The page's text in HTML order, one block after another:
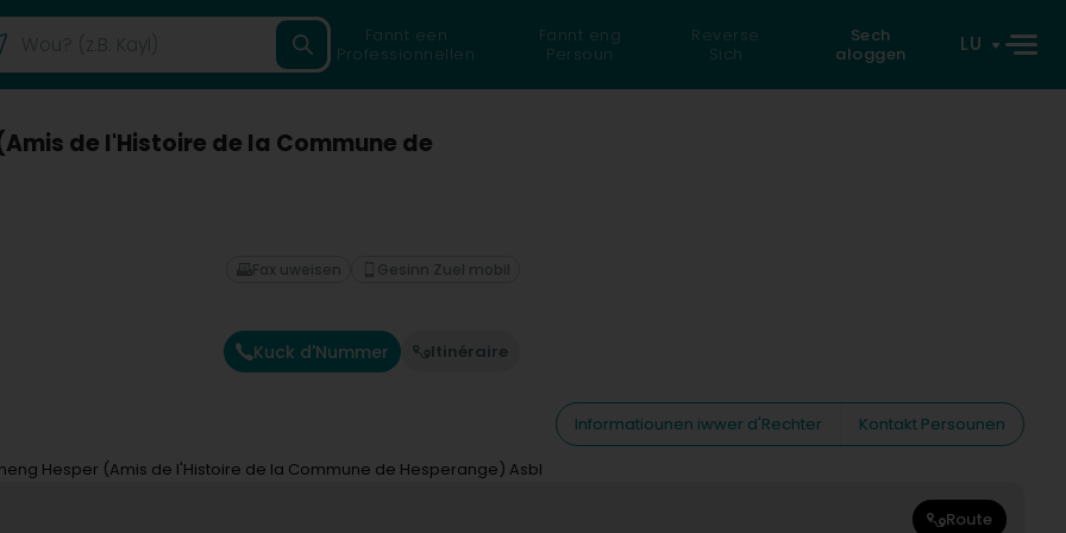
Fannt een
Professionnellen
Fannt eng
Persoun
Reverse
Sich
Sech
aloggen
LU
de l'Histoire de la Commune de
Kuck d'Nummer Itinéraire
Fax uweisen Gesinn Zuel mobil
Informatiounen iwwer d'Rechter
Kontakt Persounen
Hesper (Amis de l'Histoire de la Commune de Hesperange) Asbl
Route